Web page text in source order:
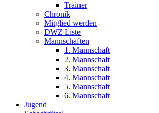
Trainer
Chronik
Mitglied werden
DWZ Liste
Mannschaften
1. Mannschaft
2. Mannschaft
3. Mannschaft
4. Mannschaft
5. Mannschaft
6. Mannschaft
Jugend